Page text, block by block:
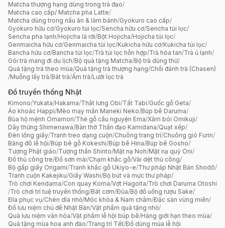
Matcha thượng hạng dùng trong trà đạo/
Matcha cao cấp/ Matcha pha Latte/
Matcha dùng trong nấu ăn & làm bánh/Gyokuro cao cấp/
Gyokuro hữu cơ/Gyokuro túi lọc/Sencha hữu cơ/Sencha túi lọc/
Sencha pha lạnh/Hojicha lá rời/Bột Hojicha/Hojicha túi lọc/
Genmaicha hữu cơ/Genmaicha túi lọc/Kukicha hữu cơ/Kukicha túi lọc/
Bancha hữu cơ/Bancha túi lọc/Trà túi lọc hỗn hợp/Trà hòa tan/Trà ủ lạnh/
Gói trà mang đi du lịch/Bộ quà tặng Matcha/Bộ trà dùng thử/
Quà tặng trà theo mùa/Quà tặng trà thượng hạng/Chổi đánh trà (Chasen)
/Muỗng lấy trà/Bát trà/Ấm trà/Lưới lọc trà
Đồ truyền thống Nhật
Kimono/Yukata/Hakama/Thắt lưng Obi/Tất Tabi/Guốc gỗ Geta/
Áo khoác Happi/Mèo may mắn Maneki Neko/Búp bê Daruma/
Bùa hộ mệnh Omamori/Thẻ gỗ cầu nguyện Ema/Xăm bói Omikuji/
Dây thừng Shimenawa/Bàn thờ Thần đạo Kamidana/Quạt xếp/
Đèn lồng giấy/Tranh treo dạng cuộn/Chuông trang trí/Chuông gió Furin/
Băng đô lễ hội/Búp bê gỗ Kokeshi/Búp bê Hina/Búp bê Gosho/
Tượng Phật giáo/Tượng thần Shinto/Mặt nạ Noh/Mặt nạ quỷ Oni/
Đồ thủ công tre/Đồ sơn mài/Chạm khắc gỗ/Vải dệt thủ công/
Bộ gấp giấy Origami/Tranh khắc gỗ Ukiyo-e/Thư pháp Nhật Bản Shodō/
Tranh cuộn Kakejiku/Giấy Washi/Bộ bút và mực thư pháp/
Trò chơi Kendama/Con quay Koma/Vợt Hagoita/Trò chơi Daruma Otoshi
/Trò chơi trí tuệ truyền thống/Bát cơm/Đũa/Bộ đồ uống rượu Sake/
Đĩa phục vụ/Chén dĩa nhỏ/Móc khóa & Nam châm/Đặc sản vùng miền/
Đồ lưu niệm chủ đề Nhật Bản/Vật phẩm quà tặng nhỏ/
Quà lưu niệm văn hóa/Vật phẩm lễ hội búp bê/Hàng giới hạn theo mùa/
Quà tặng mùa hoa anh đào/Trang trí Tết/Đồ dùng mùa lễ hội